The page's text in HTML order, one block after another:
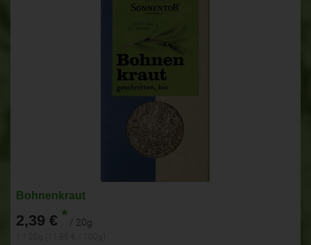
Bohnenkraut
2,39 € * / 20g